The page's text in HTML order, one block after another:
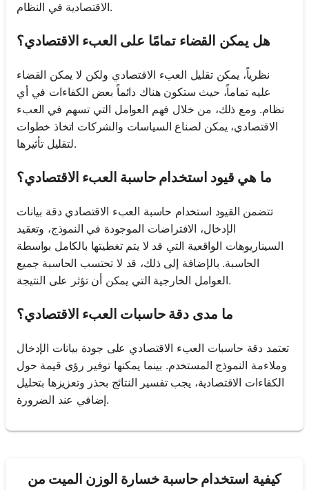
الاقتصادية في النظام.
هل يمكن القضاء تمامًا على العبء الاقتصادي؟
نظرياً، يمكن تقليل العبء الاقتصادي ولكن لا يمكن القضاء
عليه تماماً، حيث ستكون هناك دائماً بعض الكفاءات في أي
نظام. ومع ذلك، من خلال فهم العوامل التي تسهم في العبء
الاقتصادي، يمكن لصناع السياسات والشركات اتخاذ خطوات
لتقليل تأثيرها.
ما هي قيود استخدام حاسبة العبء الاقتصادي؟
تتضمن القيود استخدام حاسبة العبء الاقتصادي دقة بيانات
الإدخال، الافتراضات الموجودة في النموذج، وتعقيد
السيناريوهات الواقعية التي قد لا يتم تغطيتها بالكامل بواسطة
الحاسبة. بالإضافة إلى ذلك، قد لا تحتسب الحاسبة جميع
العوامل الخارجية التي يمكن أن تؤثر على النتيجة.
ما مدى دقة حاسبات العبء الاقتصادي؟
تعتمد دقة حاسبات العبء الاقتصادي على جودة بيانات الإدخال
وملاءمة النموذج المستخدم. بينما يمكنها توفير رؤى قيمة حول
الكفاءات الاقتصادية، يجب تفسير النتائج بحذر وتعزيزها بتحليل
إضافي عند الضرورة.
كيفية استخدام حاسبة خسارة الوزن الميت من